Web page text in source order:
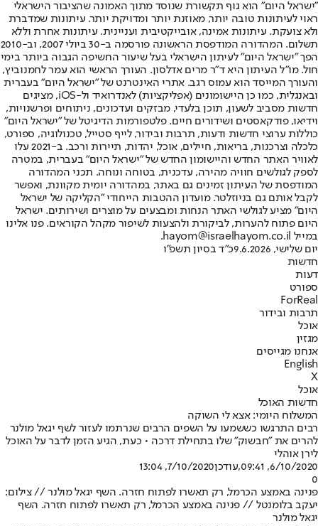
"ישראל היום" הוא גוף תקשורת שנוסד מתוך האמונה שהציבור הישראלי
ראוי לעיתונות טובה יותר, מאוזנת יותר ומדויקת יותר. עיתונות שמדברת
ולא צועקת. עיתונות אמינה, אובייקטיבית ועניינית. עיתונות אחרת וללא
תשלום. המהדורה המודפסת הראשונה פורסמה ב-30 ביולי 2007, וב-2010
הפך "ישראל היום" לעיתון הישראלי בעל שיעור החשיפה הגבוה ביותר בימי
חול. מו"ל העיתון היא ד"ר מרים אדלסון. העורך הראשי הוא עמר לחמנוביץ,
והעורך המייסד הוא עמוס רגב. אתרי האינטרנט של "ישראל היום" בעברית
ובאנגלית, כמו כן היישומונים (אפליקציות) לאנדרואיד ול-iOS, מציגים
חדשות מסביב לשעון, תוכן בלעדי, מבזקים ועדכונים, ניתוחים ופרשנויות,
וידיאו, פודקאסטים ושידורים חיים. פלטפורמות הדיגיטל של "ישראל היום"
כוללות ערוצי חדשות ודעות, תרבות ובידור, לייף סטייל, טכנולוגיה, ספורט,
כלכלה וצרכנות, בריאות, חיילים, אוכל, יהדות, תיירות ורכב. ב-2021 עלו
לאוויר האתר החדש והיישומון החדש של "ישראל היום" בעברית, במטרה
לספק לגולשים חוויה מהירה, עדכנית, בטוחה ונוחה. תכני המהדורה
המודפסת של העיתון זמינים גם באתר, במהדורה יומית מקוונת, ואפשר
לקבל אותם גם בניוזלטר. מועדון ההטבות הייחודי "הקליקה של ישראל
היום" מציע לגולשי האתר הנחות ומבצעים על מוצרים ושירותים. ישראל
היום פתוח להערות, לביקורת ולהצעות לשיפור מקהל הקוראים. פנו אלינו
במייל hayom@israelhayom.co.il.
יום שלישי, 9.6.2026
כ"ד בסיון תשפ"ו
חדשות
דעות
ספורט
ForReal
תרבות ובידור
אוכל
מגזין
אנחנו מגייסים
English
X
אוכל
חדשות האוכל
המשלוח היומי: אצא לי השוקה
רבים התרגשו כששמעו על השפים הרבים שנרתמו לעזור לשף יגאל מולנר
להרים את "חבשוק" שלו בתחילת דרכה • כעת, הגיע הזמן לדבר על האוכל
לירן אוהלי
6/10/2020, 09:41
,עודכן7/10/2020, 13:04
0
פנינה באמצע הכרמל, רק תאשרו לפתוח חזרה. השף יגאל מולנר // צילום:
יעקב בלומנטל // פנינה באמצע הכרמל, רק תאשרו לפתוח חזרה. השף
יגאל מולנר